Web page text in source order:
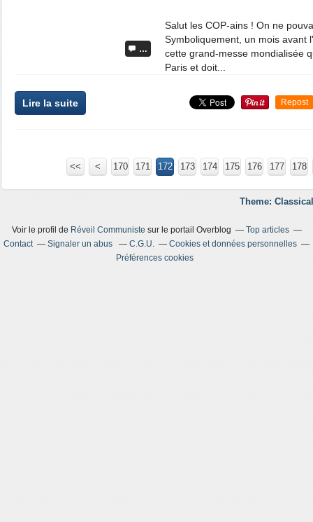
…
Salut les COP-ains ! On ne
Symboliquement, un mois avant
cette grand-messe mondialisée
Paris et doit...
Lire la suite Repost
<< < 100
110
120
130
140
150
160
170 171 172 173 174 175 176 177 178
Theme:
Voir le profil de Réveil Communiste sur le portail Overblog
Top articles
Contact
Signaler un abus C.G.U.
Cookies et données personnelles
Préférences cookies